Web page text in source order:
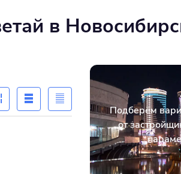
в
Подберём
от